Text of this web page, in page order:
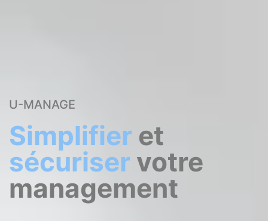
U-MANAGE
Simplifier et
sécuriser votre
management